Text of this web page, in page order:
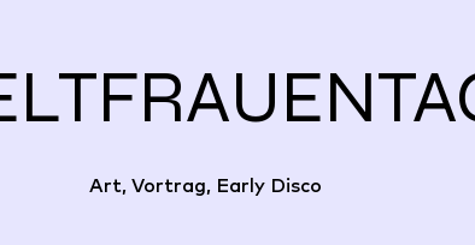
Art, Vortrag, Early Disco